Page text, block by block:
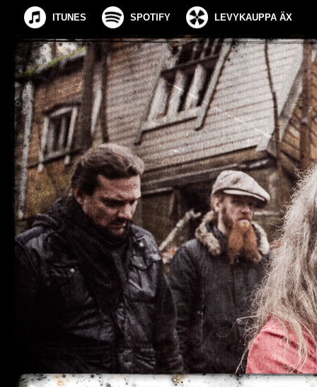
ITUNES SPOTIFY LEVYKAUPPA ÄX